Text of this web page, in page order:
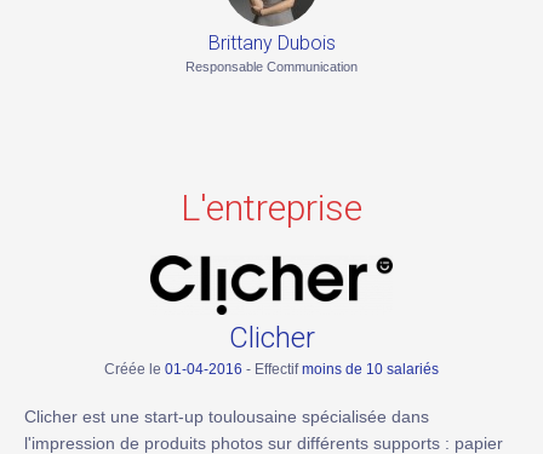
Brittany Dubois
Responsable Communication
L'entreprise
Clicher
Créée le 01-04-2016 - Effectifmoins de 10 salariés
Clicher est une start-up toulousaine spécialisée dans
l'impression de produits photos sur différents supports : papier